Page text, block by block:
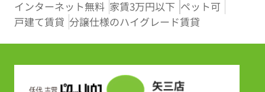
インターネット無料 家賃3万円以下 ペット可
戸建て賃貸 分譲仕様のハイグレード賃貸